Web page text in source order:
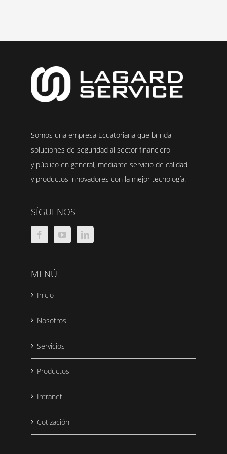
Somos una empresa Ecuatoriana que brinda
soluciones de seguridad al sector financiero
y público en general, mediante servicio de calidad
y productos innovadores con la mejor tecnología.
SÍGUENOS
MENÚ
Inicio
Nosotros
Servicios
Productos
Intranet
Cotización